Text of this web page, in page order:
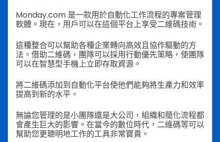
Monday.com 是一款用於自動化工作流程的專案管理
軟體。現在，用戶可以在這個平台上享受二維碼技術。
這種整合可以幫助各種企業轉向高效且協作驅動的方
法。借助二維碼，團隊可以採用行動優先策略，使團隊
可以在智慧型手機上立即存取資源。
將二維碼添加到自動化平台使他們能夠將生產力和效率
提高到新的水平。
無論您管理的是小團隊還是大公司，組織和簡化流程都
會產生巨大的影響。在當今的數位時代，二維碼等可以
幫助您更聰明地工作的工具非常寶貴。